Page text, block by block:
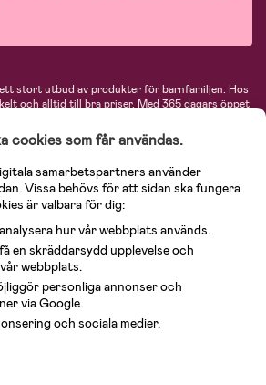
stort utbud av produkter för barnfamiljen. Hos
och alltid till bra priser. Med 365 dagars öppet
du barnvagnar, bilstolar, kläder för barn och
massor av inspirerande inredning, leksaker,
Maxi-Cosi, Baby Jogger, BabyBjörn, Didriksons,
Avent, Neonate, Cybex, LEGO och många fler.
i Nordens största barn- och babybutik på nätet!
cookies som får användas.
samarbetspartners använder
Vissa behövs för att sidan ska fungera
är valbara för dig:
hur vår webbplats används.
en skräddarsydd upplevelse och
webbplats.
personliga annonser och
via Google.
och sociala medier.